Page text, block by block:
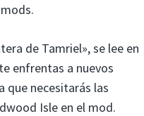
de Tamriel», se lee en
enfrentas a nuevos
que necesitarás las
Isle en el mod.